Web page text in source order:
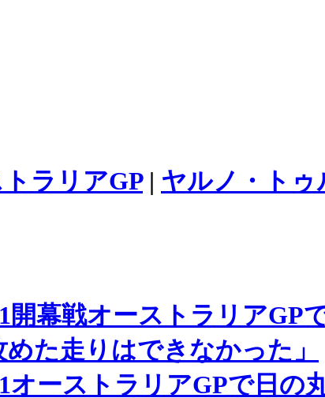
ラリアGP| ヤルノ・トゥ
幕戦オーストラリアGP
た走りはできなかった」
オーストラリアGPで日の